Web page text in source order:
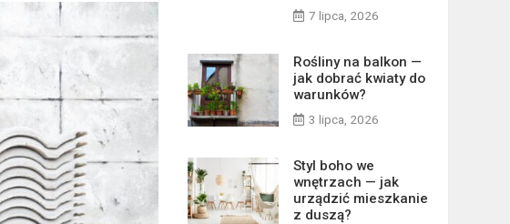
7 lipca, 2026
Rośliny na balkon —
jak dobrać kwiaty do
warunków?
3 lipca, 2026
Styl boho we
wnętrzach — jak
urządzić mieszkanie
z duszą?